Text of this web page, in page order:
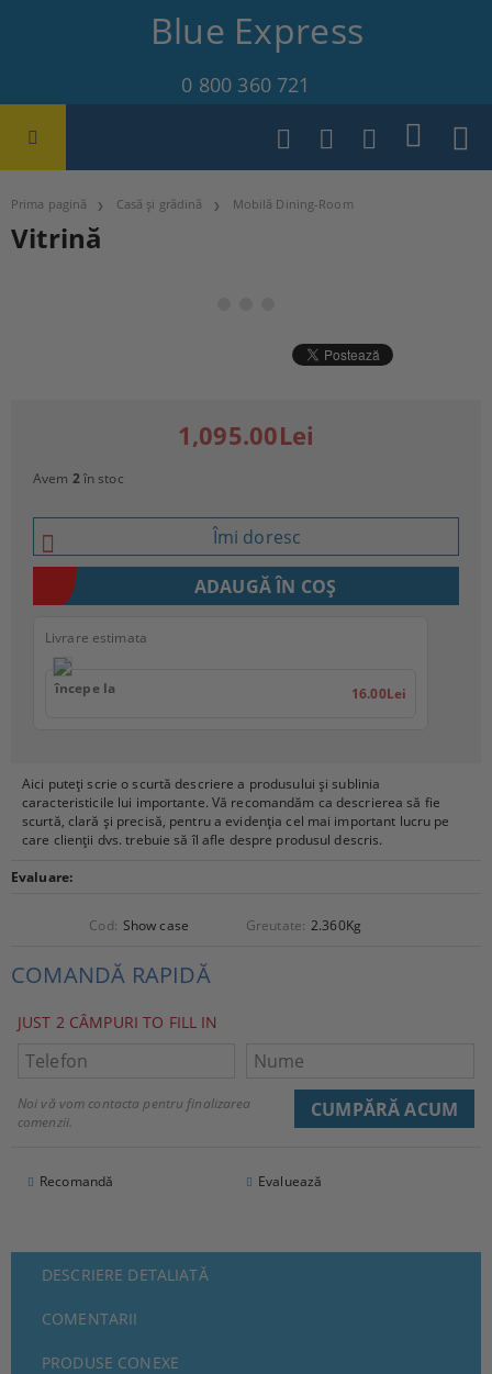
Blue Express
0 800 360 721
Prima pagină Casă și grădină Mobilă Dining-Room
Vitrină
Aici puteți scrie o scurtă descriere a produsului și sublinia
caracteristicile lui importante. Vă recomandăm ca descrierea să fie
scurtă, clară și precisă, pentru a evidenția cel mai important lucru pe
care clienții dvs. trebuie să îl afle despre produsul descris.
Evaluare:
Cod: Show case Greutate: 2.360Kg
COMANDĂ RAPIDĂ
JUST 2 CÂMPURI TO FILL IN
Noi vă vom contacta pentru finalizarea
comenzii.
Recomandă Evaluează
1,095.00Lei
Avem 2în stoc
Îmi doresc
Livrare estimata
începe la 16.00Lei
DESCRIERE DETALIATĂ
COMENTARII
PRODUSE CONEXE